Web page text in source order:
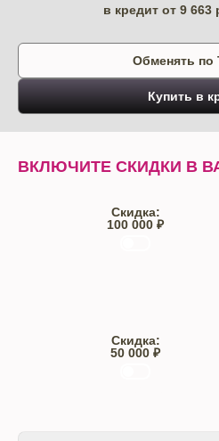
в кредит от 9 663
Обменять по
Купить в
ВКЛЮЧИТЕ СКИДКИ В
Скидка:
100 000 ₽
Скидка:
50 000 ₽